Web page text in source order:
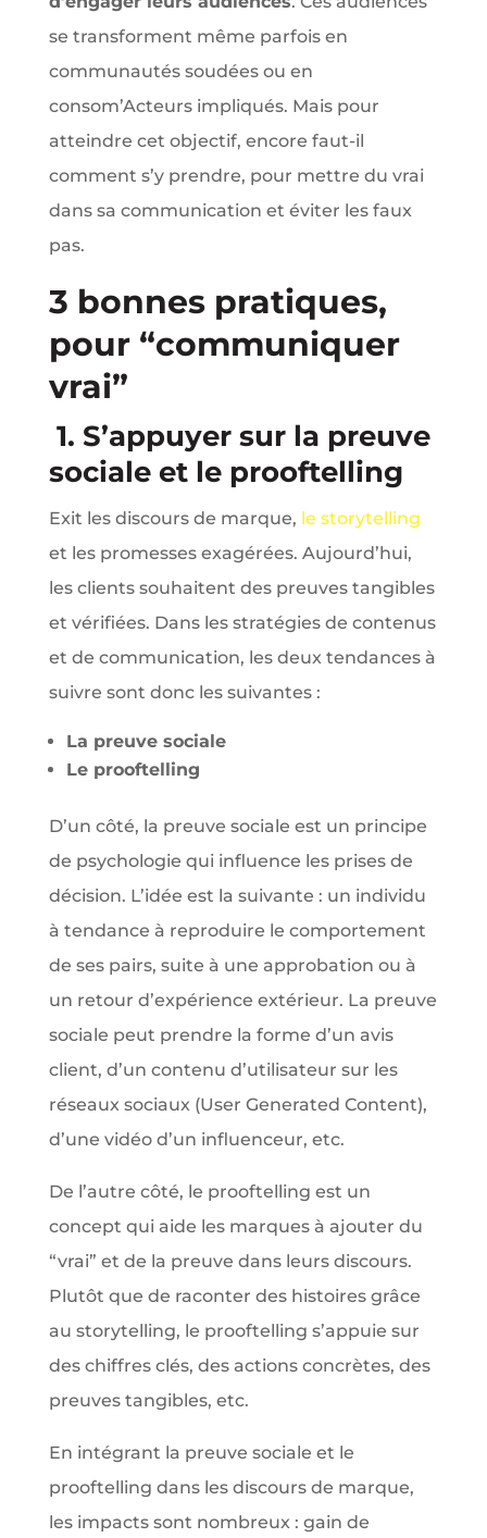
se transforment même parfois en
communautés soudées ou en
consom’Acteurs impliqués. Mais pour
atteindre cet objectif, encore faut-il
comment s’y prendre, pour mettre du vrai
dans sa communication et éviter les faux
pas.
3 bonnes pratiques,
pour “communiquer
vrai”
1. S’appuyer sur la preuve
sociale et le prooftelling
Exit les discours de marque, le storytelling
et les promesses exagérées. Aujourd’hui,
les clients souhaitent des preuves tangibles
et vérifiées. Dans les stratégies de contenus
et de communication, les deux tendances à
suivre sont donc les suivantes :
La preuve sociale
Le prooftelling
D’un côté, la preuve sociale est un principe
de psychologie qui influence les prises de
décision. L’idée est la suivante : un individu
à tendance à reproduire le comportement
de ses pairs, suite à une approbation ou à
un retour d’expérience extérieur. La preuve
sociale peut prendre la forme d’un avis
client, d’un contenu d’utilisateur sur les
réseaux sociaux (User Generated Content),
d’une vidéo d’un influenceur, etc.
De l’autre côté, le prooftelling est un
concept qui aide les marques à ajouter du
“vrai” et de la preuve dans leurs discours.
Plutôt que de raconter des histoires grâce
au storytelling, le prooftelling s’appuie sur
des chiffres clés, des actions concrètes, des
preuves tangibles, etc.
En intégrant la preuve sociale et le
prooftelling dans les discours de marque,
les impacts sont nombreux : gain de